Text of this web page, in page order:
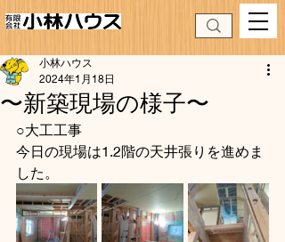
〜新築現場の様子〜
小林ハウス
2024年1月18日
○大工工事
今日の現場は1.2階の天井張りを進めま
した。